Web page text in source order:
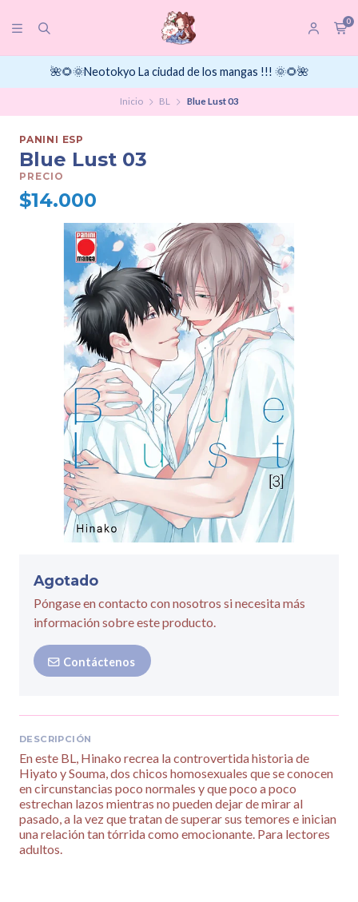
0
🌺🌻🌞Neotokyo La ciudad de los mangas !!! 🌞🌻🌺
Inicio BL Blue Lust 03
PANINI ESP
Blue Lust 03
PRECIO
$14.000
Agotado
Póngase en contacto con nosotros si necesita más
información sobre este producto.
Contáctenos
DESCRIPCIÓN
En este BL, Hinako recrea la controvertida historia de
Hiyato y Souma, dos chicos homosexuales que se conocen
en circunstancias poco normales y que poco a poco
estrechan lazos mientras no pueden dejar de mirar al
pasado, a la vez que tratan de superar sus temores e inician
una relación tan tórrida como emocionante. Para lectores
adultos.